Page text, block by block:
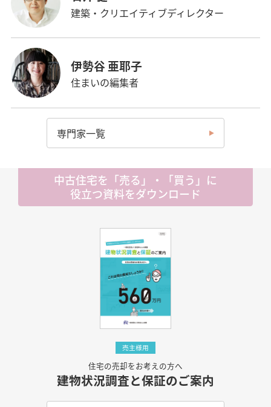
建築・クリエイティブディレクター
伊勢谷 亜耶子
住まいの編集者
専門家一覧
中古住宅を「売る」・「買う」に
役立つ資料をダウンロード
売主様用
住宅の売却をお考えの方へ
建物状況調査と保証のご案内